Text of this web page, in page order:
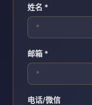
姓名 *
邮箱 *
电话/微信